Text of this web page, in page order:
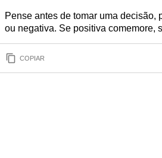
Pense antes de tomar uma
ou negativa. Se positiva comemore,
COPIAR